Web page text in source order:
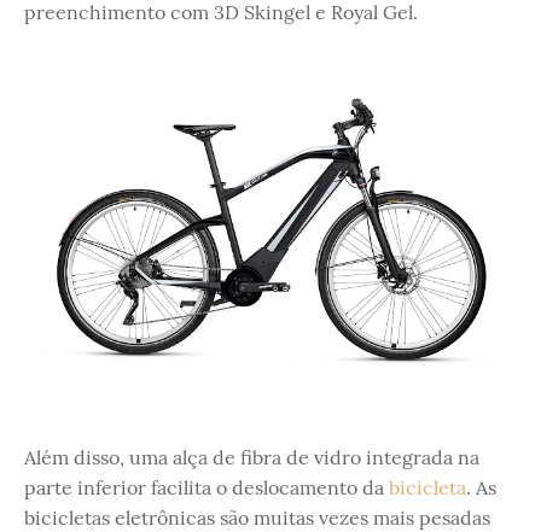
preenchimento com 3D Skingel e Royal Gel.
Além disso, uma alça de fibra de vidro integrada na
parte inferior facilita o deslocamento da bicicleta. As
bicicletas eletrônicas são muitas vezes mais pesadas